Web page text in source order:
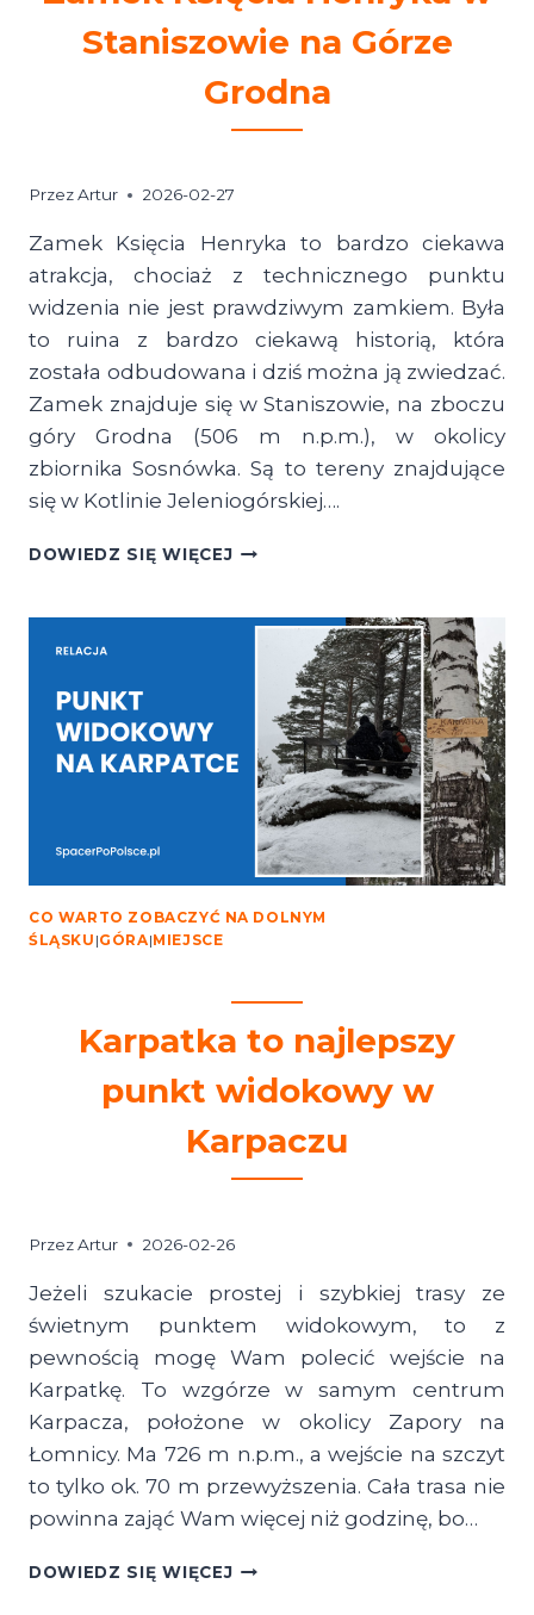
Staniszowie na Górze
Grodna
PrzezArtur 2026-02-27
Zamek Księcia Henryka to bardzo ciekawa
atrakcja, chociaż z technicznego punktu
widzenia nie jest prawdziwym zamkiem. Była
to ruina z bardzo ciekawą historią, która
została odbudowana i dziś można ją zwiedzać.
Zamek znajduje się w Staniszowie, na zboczu
góry Grodna (506 m n.p.m.), w okolicy
zbiornika Sosnówka. Są to tereny znajdujące
się w Kotlinie Jeleniogórskiej….
DOWIEDZ SIĘ WIĘCEJZAMEK
W
STANISZOWIE
GÓRZE
GRODNA
CO WARTO ZOBACZYĆ NA DOLNYM
ŚLĄSKU |GÓRA|MIEJSCE
Karpatka to najlepszy
punkt widokowy w
Karpaczu
PrzezArtur 2026-02-26
Jeżeli szukacie prostej i szybkiej trasy ze
świetnym punktem widokowym, to z
pewnością mogę Wam polecić wejście na
Karpatkę. To wzgórze w samym centrum
Karpacza, położone w okolicy Zapory na
Łomnicy. Ma 726 m n.p.m., a wejście na szczyt
to tylko ok. 70 m przewyższenia. Cała trasa nie
powinna zająć Wam więcej niż godzinę, bo…
DOWIEDZ SIĘ WIĘCEJKARPATKA